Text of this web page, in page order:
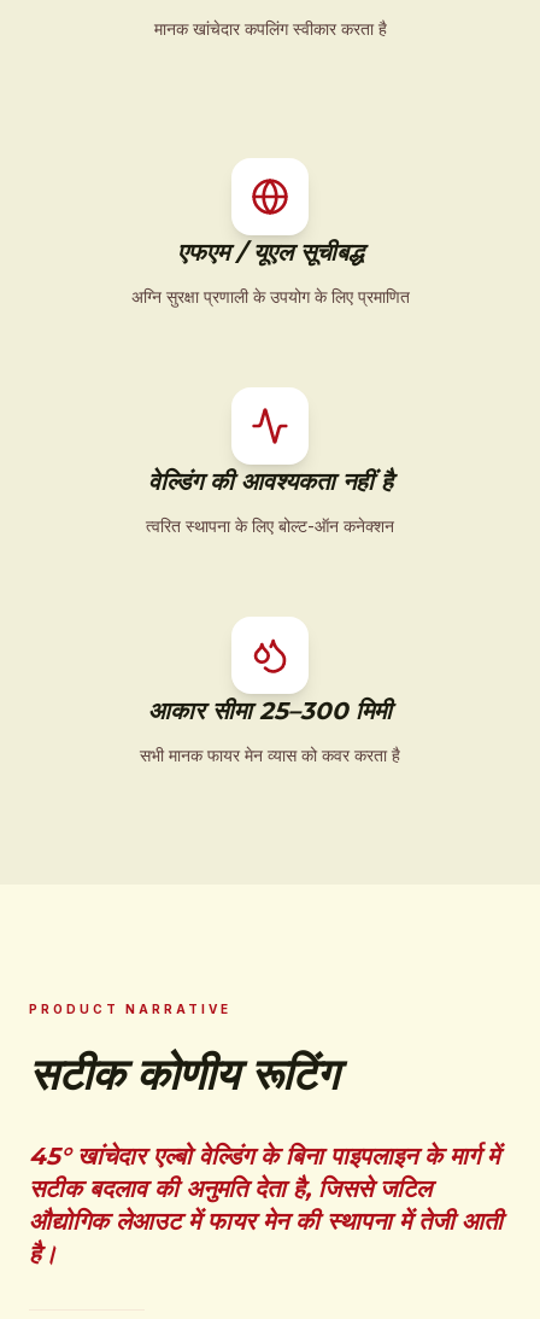
मानक खांचेदार कपलिंग स्वीकार करता है
एफएम / यूएल सूचीबद्ध
अग्नि सुरक्षा प्रणाली के उपयोग के लिए प्रमाणित
वेल्डिंग की आवश्यकता नहीं है
त्वरित स्थापना के लिए बोल्ट-ऑन कनेक्शन
आकार सीमा 25–300 मिमी
सभी मानक फायर मेन व्यास को कवर करता है
PRODUCT NARRATIVE
सटीक कोणीय रूटिंग
45° खांचेदार एल्बो वेल्डिंग के बिना पाइपलाइन के मार्ग में
सटीक बदलाव की अनुमति देता है, जिससे जटिल
औद्योगिक लेआउट में फायर मेन की स्थापना में तेजी आती
है।